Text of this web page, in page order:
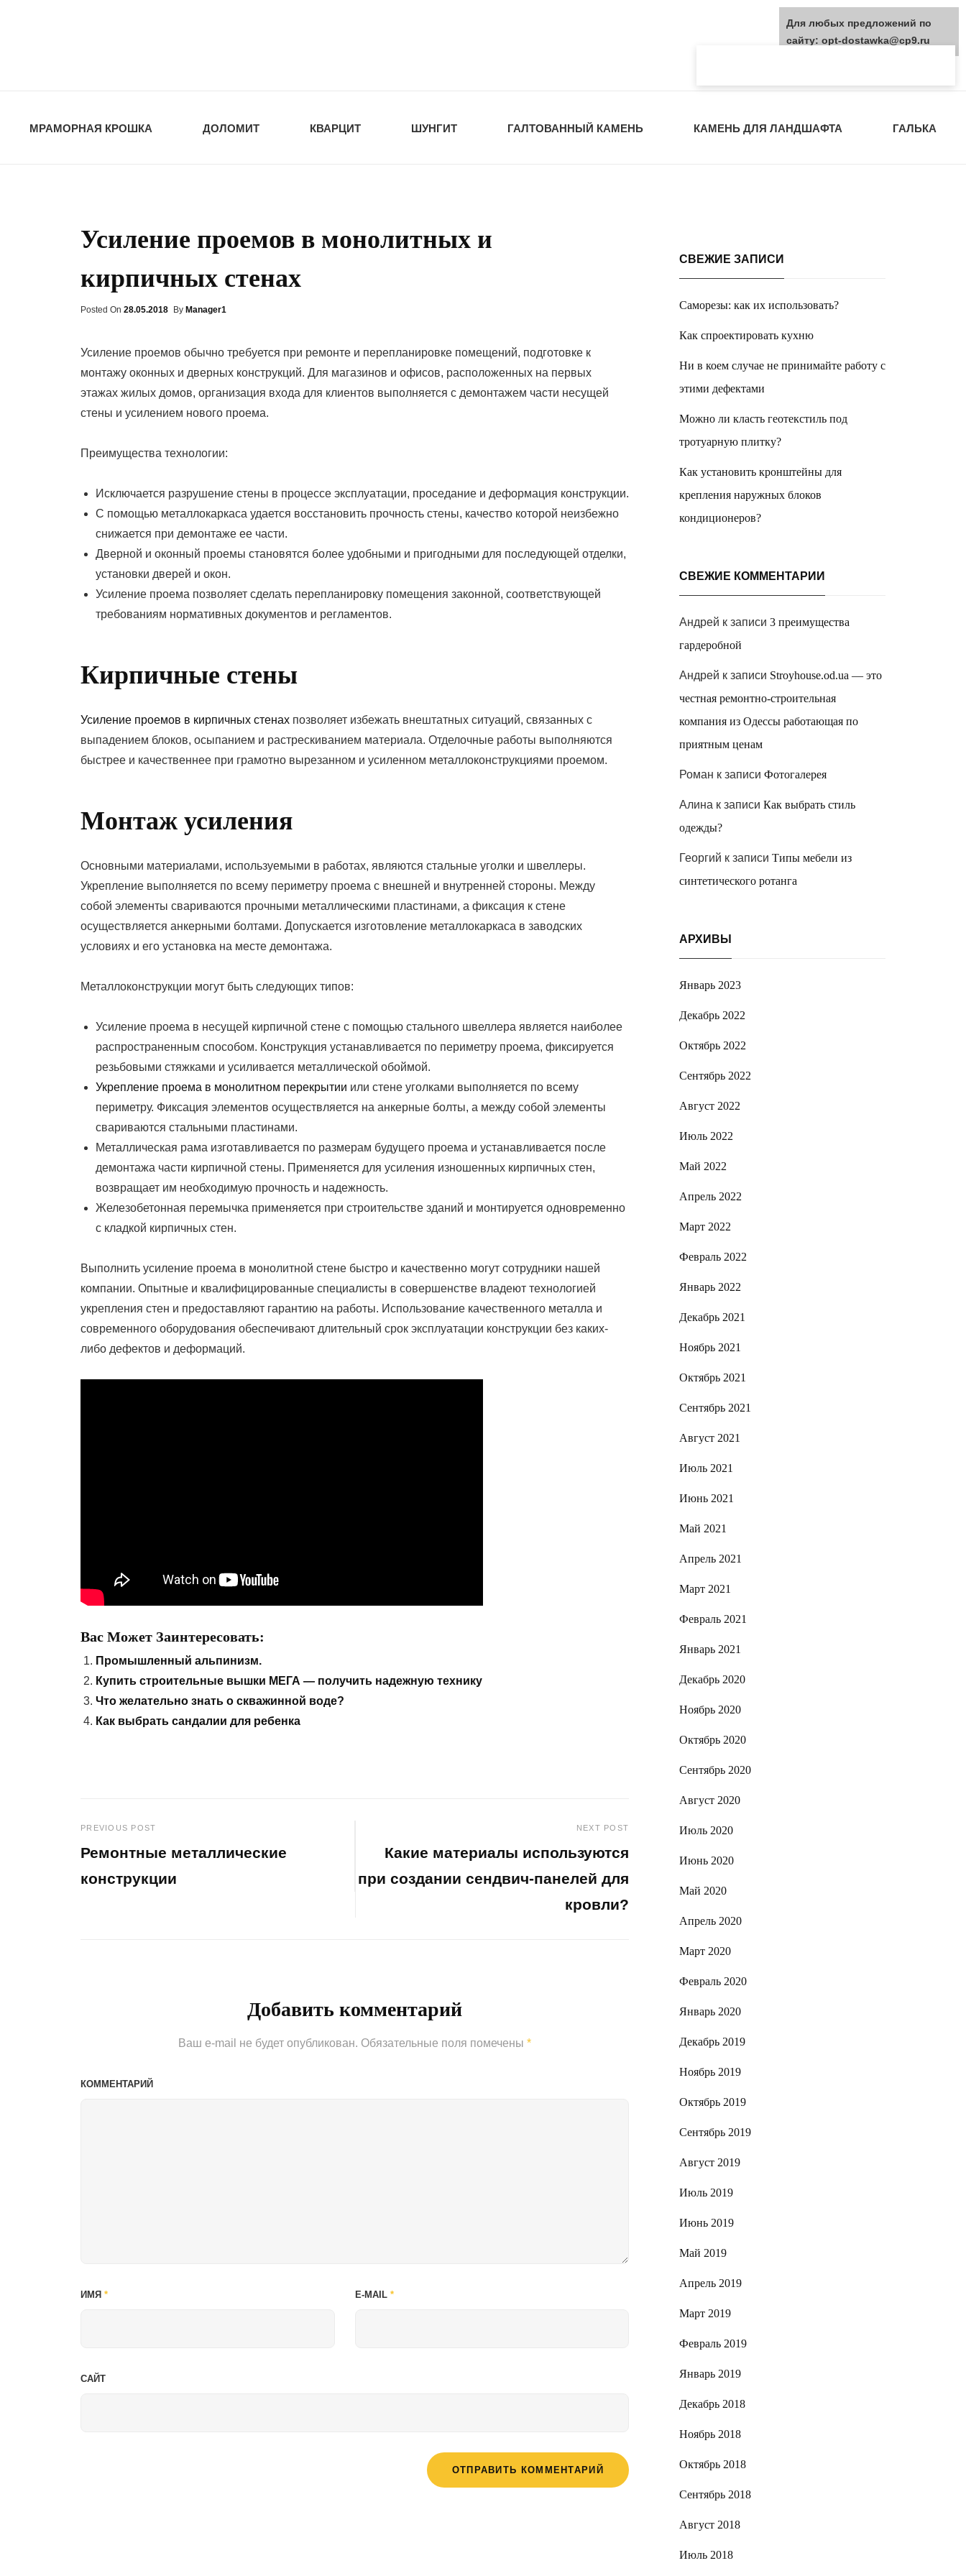
МРАМОРНАЯ КРОШКА ДОЛОМИТ КВАРЦИТ ШУНГИТ ГАЛТОВАННЫЙ КАМЕНЬ КАМЕНЬ ДЛЯ ЛАНДШАФТА ГАЛЬКА
Усиление проемов в монолитных и
кирпичных стенах
Posted On Posted
28.05.2018 By Manager1
Усиление проемов обычно требуется при ремонте и перепланировке помещений, подготовке к
монтажу оконных и дверных конструкций. Для магазинов и офисов, расположенных на первых
этажах жилых домов, организация входа для клиентов выполняется с демонтажем части несущей
стены и усилением нового проема.
Преимущества технологии:
Исключается разрушение стены в процессе эксплуатации, проседание и деформация конструкции.
С помощью металлокаркаса удается восстановить прочность стены, качество которой неизбежно
снижается при демонтаже ее части.
Дверной и оконный проемы становятся более удобными и пригодными для последующей отделки,
установки дверей и окон.
Усиление проема позволяет сделать перепланировку помещения законной, соответствующей
требованиям нормативных документов и регламентов.
Кирпичные стены
Усиление проемов в кирпичных стенах позволяет избежать внештатных ситуаций, связанных с
выпадением блоков, осыпанием и растрескиванием материала. Отделочные работы выполняются
быстрее и качественнее при грамотно вырезанном и усиленном металлоконструкциями проемом.
Монтаж усиления
Основными материалами, используемыми в работах, являются стальные уголки и швеллеры.
Укрепление выполняется по всему периметру проема с внешней и внутренней стороны. Между
собой элементы свариваются прочными металлическими пластинами, а фиксация к стене
осуществляется анкерными болтами. Допускается изготовление металлокаркаса в заводских
условиях и его установка на месте демонтажа.
Металлоконструкции могут быть следующих типов:
Усиление проема в несущей кирпичной стене с помощью стального швеллера является наиболее
распространенным способом. Конструкция устанавливается по периметру проема, фиксируется
резьбовыми стяжками и усиливается металлической обоймой.
Укрепление проема в монолитном перекрытии или стене уголками выполняется по всему
периметру. Фиксация элементов осуществляется на анкерные болты, а между собой элементы
свариваются стальными пластинами.
Металлическая рама изготавливается по размерам будущего проема и устанавливается после
демонтажа части кирпичной стены. Применяется для усиления изношенных кирпичных стен,
возвращает им необходимую прочность и надежность.
Железобетонная перемычка применяется при строительстве зданий и монтируется одновременно
с кладкой кирпичных стен.
Выполнить усиление проема в монолитной стене быстро и качественно могут сотрудники нашей
компании. Опытные и квалифицированные специалисты в совершенстве владеют технологией
укрепления стен и предоставляют гарантию на работы. Использование качественного металла и
современного оборудования обеспечивают длительный срок эксплуатации конструкции без каких-
либо дефектов и деформаций.
Вас Может Заинтересовать:
Промышленный альпинизм.
Купить строительные вышки МЕГА — получить надежную технику
Что желательно знать о скважинной воде?
Как выбрать сандалии для ребенка
Навигация
по
PREVIOUS POST
Ремонтные металлические
конструкции
NEXT POST
Какие материалы используются
при создании сендвич-панелей для
кровли?
Добавить комментарий
Ваш e-mail не будет опубликован. Обязательные поля помечены *
КОММЕНТАРИЙ
ИМЯ * E-MAIL *
САЙТ
СВЕЖИЕ ЗАПИСИ
Саморезы: как их использовать?
Как спроектировать кухню
Ни в коем случае не принимайте работу с
этими дефектами
Можно ли класть геотекстиль под
тротуарную плитку?
Как установить кронштейны для
крепления наружных блоков
кондиционеров?
СВЕЖИЕ КОММЕНТАРИИ
Андрей к записи 3 преимущества
гардеробной
Андрей к записи Stroyhouse.od.ua — это
честная ремонтно-строительная
компания из Одессы работающая по
приятным ценам
Роман к записи Фотогалерея
Алина к записи Как выбрать стиль
одежды?
Георгий к записи Типы мебели из
синтетического ротанга
АРХИВЫ
Январь 2023
Декабрь 2022
Октябрь 2022
Сентябрь 2022
Август 2022
Июль 2022
Май 2022
Апрель 2022
Март 2022
Февраль 2022
Январь 2022
Декабрь 2021
Ноябрь 2021
Октябрь 2021
Сентябрь 2021
Август 2021
Июль 2021
Июнь 2021
Май 2021
Апрель 2021
Март 2021
Февраль 2021
Январь 2021
Декабрь 2020
Ноябрь 2020
Октябрь 2020
Сентябрь 2020
Август 2020
Июль 2020
Июнь 2020
Май 2020
Апрель 2020
Март 2020
Февраль 2020
Январь 2020
Декабрь 2019
Ноябрь 2019
Октябрь 2019
Сентябрь 2019
Август 2019
Июль 2019
Июнь 2019
Май 2019
Апрель 2019
Март 2019
Февраль 2019
Январь 2019
Декабрь 2018
Ноябрь 2018
Октябрь 2018
Сентябрь 2018
Август 2018
Июль 2018
Для любых предложений по
сайту: opt-dostawka@cp9.ru